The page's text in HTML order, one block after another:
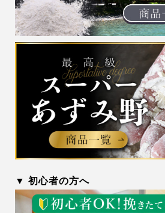
▼ 初心者の方へ